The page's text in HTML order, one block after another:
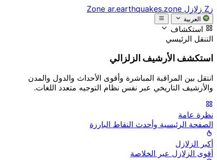
زZ زلازل Zone ar.earthquakes.zone
العربية
استكشاف
التنقل الرئيسي
استكشف الأرشيف الزلزالي
انتقل بين المراقبة المباشرة وأقوى الأحداث والدول والمدن
والأرشيف التاريخي عبر نفس نظام التوجيه متعدد اللغات.
نظرة عامة
الصفحة الرئيسية وأحدث النقاط البارزة
أكبر الزلازل
أقوى الزلازل عبر الخلاصة